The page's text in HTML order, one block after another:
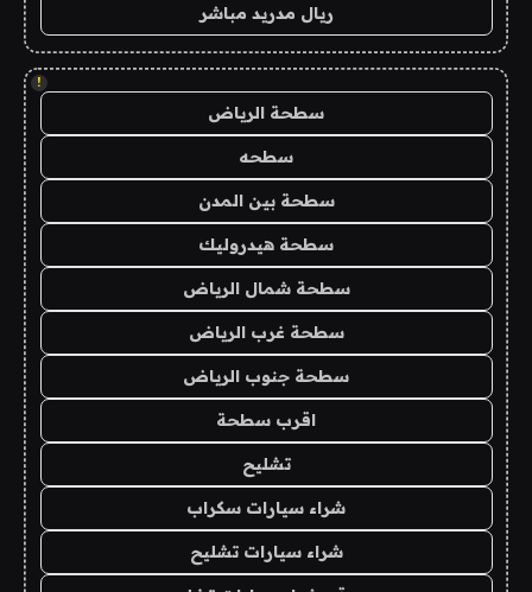
ريال مدريد مباشر
!
سطحة الرياض
سطحه
سطحة بين المدن
سطحة هيدروليك
سطحة شمال الرياض
سطحة غرب الرياض
سطحة جنوب الرياض
اقرب سطحة
تشليح
شراء سيارات سكراب
شراء سيارات تشليح